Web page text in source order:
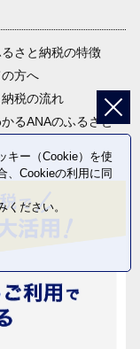
さと納税の特徴
方へ
税の流れ
るANAのふるさと
キー（Cookie）を使
、Cookieの利用に同
ください。